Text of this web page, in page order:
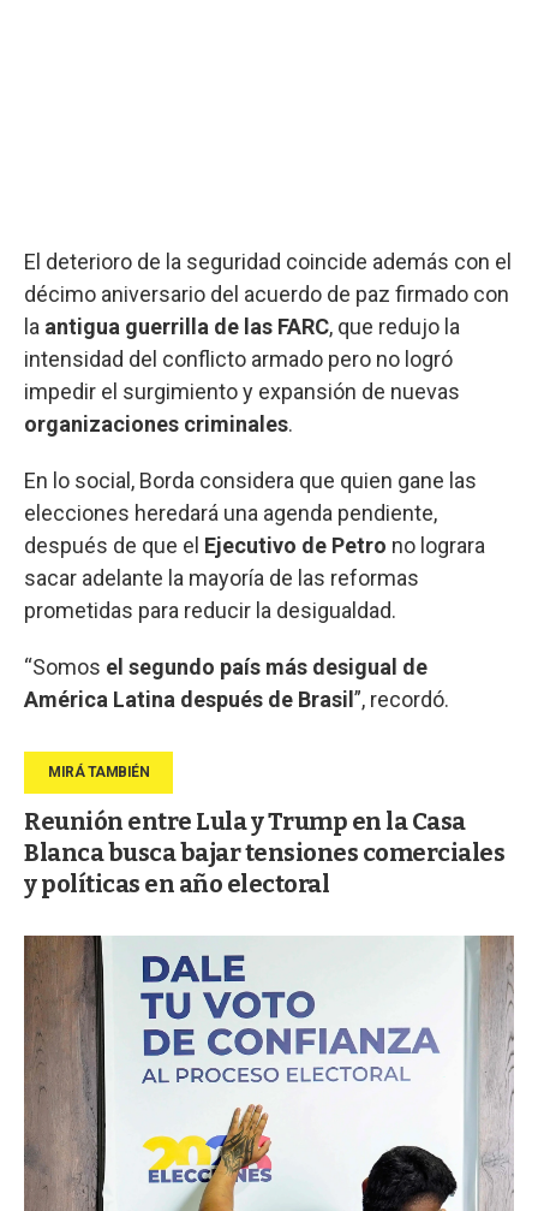
El deterioro de la seguridad coincide además con el
décimo aniversario del acuerdo de paz firmado con
la antigua guerrilla de las FARC, que redujo la
intensidad del conflicto armado pero no logró
impedir el surgimiento y expansión de nuevas
organizaciones criminales.
En lo social, Borda considera que quien gane las
elecciones heredará una agenda pendiente,
después de que el Ejecutivo de Petro no lograra
sacar adelante la mayoría de las reformas
prometidas para reducir la desigualdad.
“Somos el segundo país más desigual de
América Latina después de Brasil ”, recordó.
Reunión entre Lula y Trump en la Casa
Blanca busca bajar tensiones comerciales
y políticas en año electoral